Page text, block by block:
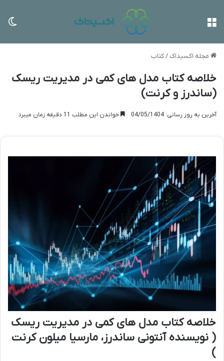
مجله اکسیداک/کتاب
خلاصه کتاب مدل های کمی در مدیریت ریسک
(ساندرز و کرنت)
آخرین به روز رسانی: 04/05/1404 خواندن این مطلب 11 دقیقه زمان میبرد
خلاصه کتاب مدل های کمی در مدیریت ریسک
( نویسنده آنتونی ساندرز، مارسیا میلون کرنت
)